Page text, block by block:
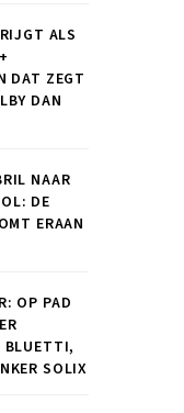
ALS
DAT ZEGT
DAN
NAAR
DE
ERAAN
OP PAD
BLUETTI,
SOLIX